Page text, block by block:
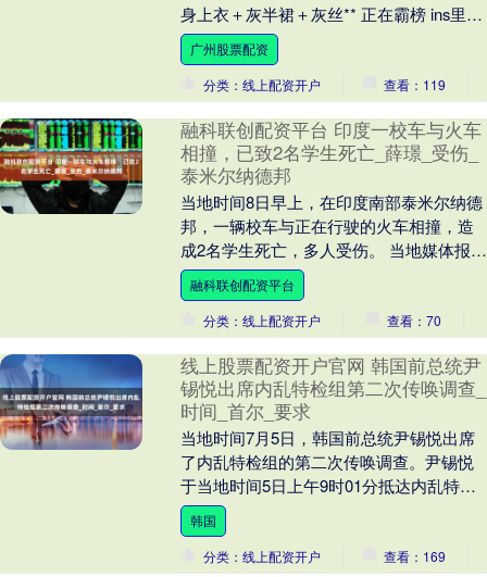
身上衣＋灰半裙＋灰丝** 正在霸榜 ins里一
水的博主在秀 街....
广州股票配资
分类：线上配资开户
查看：119
融科联创配资平台 印度一校车与火车
相撞，已致2名学生死亡_薛璟_受伤_
泰米尔纳德邦
当地时间8日早上，在印度南部泰米尔纳德
邦，一辆校车与正在行驶的火车相撞，造
成2名学生死亡，多人受伤。 当地媒体报道
称，校车司机在穿越铁轨时未能注意到驶
来的火车。....
融科联创配资平台
分类：线上配资开户
查看：70
线上股票配资开户官网 韩国前总统尹
锡悦出席内乱特检组第二次传唤调查_
时间_首尔_要求
当地时间7月5日，韩国前总统尹锡悦出席
了内乱特检组的第二次传唤调查。尹锡悦
于当地时间5日上午9时01分抵达内乱特检
组所在的首尔高级检察厅，比内乱特检组
要求的时间....
韩国
分类：线上配资开户
查看：169